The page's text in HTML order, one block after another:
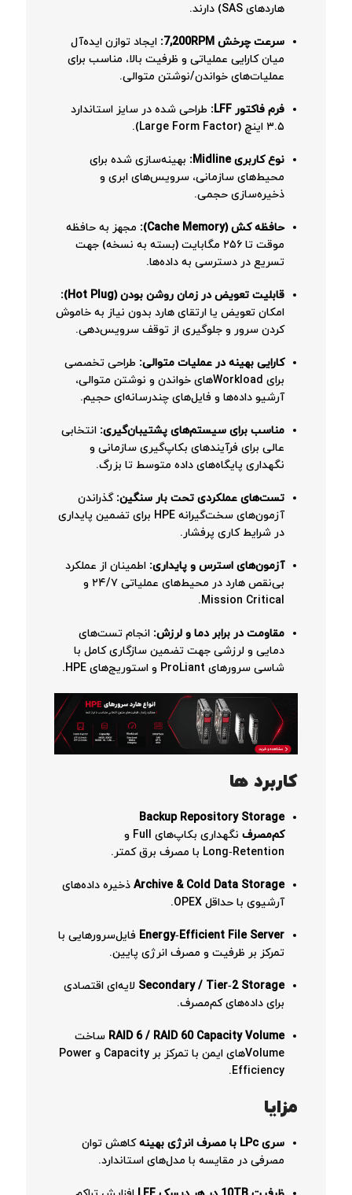
هاردهای SAS) دارند.
سرعت چرخش 7,200RPM:
ایجاد توازن ایده‌آل
میان کارایی عملیاتی و ظرفیت بالا، مناسب برای
عملیات‌های خواندن/نوشتن متوالی.
فرم فاکتور LFF:
طراحی شده در سایز استاندارد
۳.۵ اینچ (Large Form Factor).
نوع کاربری Midline:
بهینه‌سازی شده برای
محیط‌های سازمانی، سرویس‌های ابری و
ذخیره‌سازی حجمی.
حافظه کش (Cache Memory):
مجهز به حافظه
موقت تا ۲۵۶ مگابایت (بسته به نسخه) جهت
تسریع در دسترسی به داده‌ها.
قابلیت تعویض در زمان روشن بودن (Hot Plug):
امکان تعویض یا ارتقای هارد بدون نیاز به خاموش
کردن سرور و جلوگیری از توقف سرویس‌دهی.
کارایی بهینه در عملیات متوالی: طراحی تخصصی
برای Workloadهای خواندن و نوشتن متوالی،
آرشیو داده‌ها و فایل‌های چندرسانه‌ای حجیم.
مناسب برای سیستم‌های پشتیبان‌گیری: انتخابی
عالی برای فرآیندهای بکاپ‌گیری سازمانی و
نگهداری پایگاه‌های داده متوسط تا بزرگ.
تست‌های عملکردی تحت بار سنگین: گذراندن
آزمون‌های سخت‌گیرانه HPE برای تضمین پایداری
در شرایط کاری پرفشار.
آزمون‌های استرس و پایداری: اطمینان از عملکرد
بی‌نقص هارد در محیط‌های عملیاتی ۲۴/۷ و
Mission Critical.
مقاومت در برابر دما و لرزش: انجام تست‌های
دمایی و لرزشی جهت تضمین سازگاری کامل با
شاسی سرورهای ProLiant و استوریج‌های HPE.
کاربرد ها
Backup Repository Storage
کم‌مصرف
نگهداری بکاپ‌های Full و
Long‑Retention با مصرف برق کمتر.
Archive & Cold Data Storage ذخیره داده‌های
آرشیوی با حداقل OPEX.
Energy‑Efficient File Server فایل‌سرورهایی با
تمرکز بر ظرفیت و مصرف انرژی پایین.
Secondary / Tier‑2 Storage لایه‌ای اقتصادی
برای داده‌های کم‌مصرف.
RAID 6 / RAID 60 Capacity Volume ساخت
Volumeهای ایمن با تمرکز بر Capacity و Power
Efficiency.
مزایا
سری LPc با مصرف انرژی بهینه
کاهش توان
مصرفی در مقایسه با مدل‌های استاندارد.